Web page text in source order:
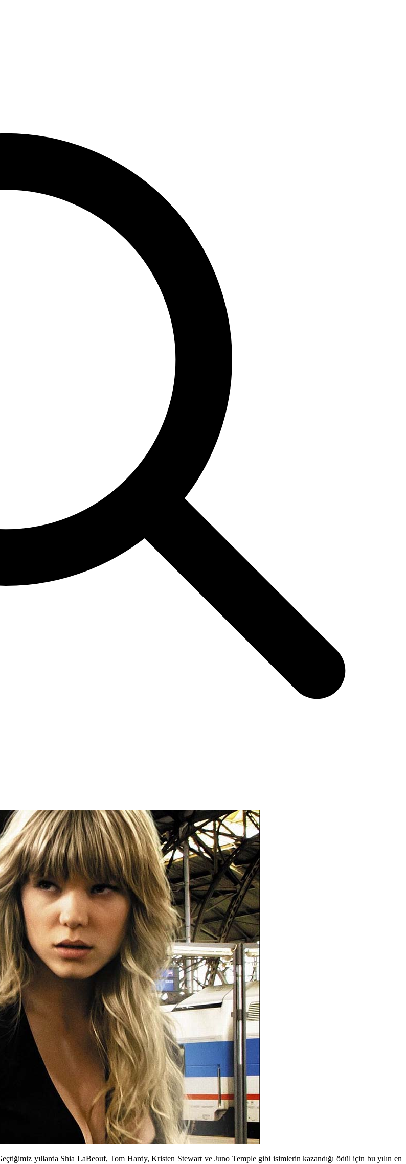
yıllarda Shia LaBeouf, Tom Hardy, Kristen Stewart ve Juno Temple gibi isimlerin kazandığı ödül için bu yılın en